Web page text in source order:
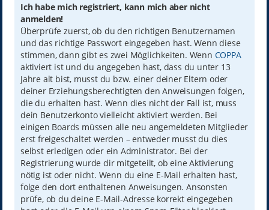
Ich habe mich registriert, kann mich aber nicht
anmelden!
Überprüfe zuerst, ob du den richtigen Benutzernamen
und das richtige Passwort eingegeben hast. Wenn diese
stimmen, dann gibt es zwei Möglichkeiten. Wenn COPPA
aktiviert ist und du angegeben hast, dass du unter 13
Jahre alt bist, musst du bzw. einer deiner Eltern oder
deiner Erziehungsberechtigten den Anweisungen folgen,
die du erhalten hast. Wenn dies nicht der Fall ist, muss
dein Benutzerkonto vielleicht aktiviert werden. Bei
einigen Boards müssen alle neu angemeldeten Mitglieder
erst freigeschaltet werden – entweder musst du dies
selbst erledigen oder ein Administrator. Bei der
Registrierung wurde dir mitgeteilt, ob eine Aktivierung
nötig ist oder nicht. Wenn du eine E-Mail erhalten hast,
folge den dort enthaltenen Anweisungen. Ansonsten
prüfe, ob du deine E-Mail-Adresse korrekt eingegeben